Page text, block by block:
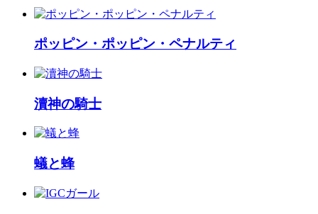
ポッピン・ポッピン・ペナルティ
瀆神の騎士
蟻と蜂